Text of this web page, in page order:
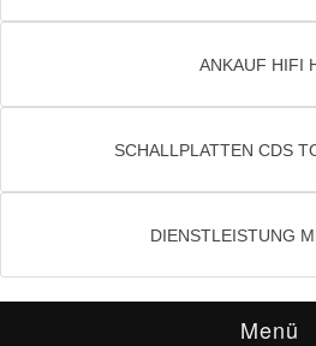
ANKAUF HIFI
SCHALLPLATTEN CDS
DIENSTLEISTUNG
Menü